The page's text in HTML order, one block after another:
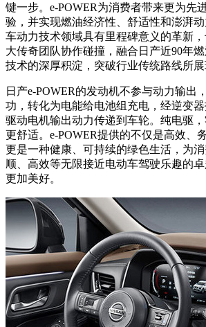
键一步。e-POWER为消费者带来更为先
验，并实现燃油经济性、舒适性和澎湃
车动力技术领域具有里程碑意义的革新
大传奇团队协作碰撞，融合日产近90年
技术的深厚积淀，突破行业传统路线所展
日产e-POWER的发动机不参与动力输出
功，转化为电能给电池组充电，经逆变
驱动电机输出动力传递到车轮。纯电驱
更舒适。e-POWER提供的不仅是高效、
更是一种健康、可持续的绿色生活，为
顺、高效等无限接近电动车驾驶乐趣的
更加美好。